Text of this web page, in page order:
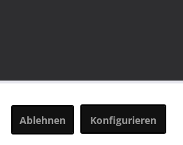
Ablehnen Konfigurieren